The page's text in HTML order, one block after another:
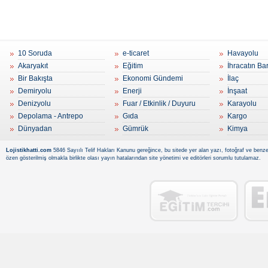
10 Soruda
Akaryakıt
Bir Bakışta
Demiryolu
Denizyolu
Depolama - Antrepo
Dünyadan
e-ticaret
Eğitim
Ekonomi Gündemi
Enerji
Fuar / Etkinlik / Duyuru
Gıda
Gümrük
Havayolu
İhracatın
İlaç
İnşaat
Karayolu
Kargo
Kimya
Lojistikhatti.com 5846 Sayıılı Telif Hakları Kanunu gereğince, bu sitede yer alan yazı, fotoğraf ve
özen gösterilmiş olmakla birlikte olası yayın hatalarından site yönetimi ve editörleri sorumlu tutulamaz.